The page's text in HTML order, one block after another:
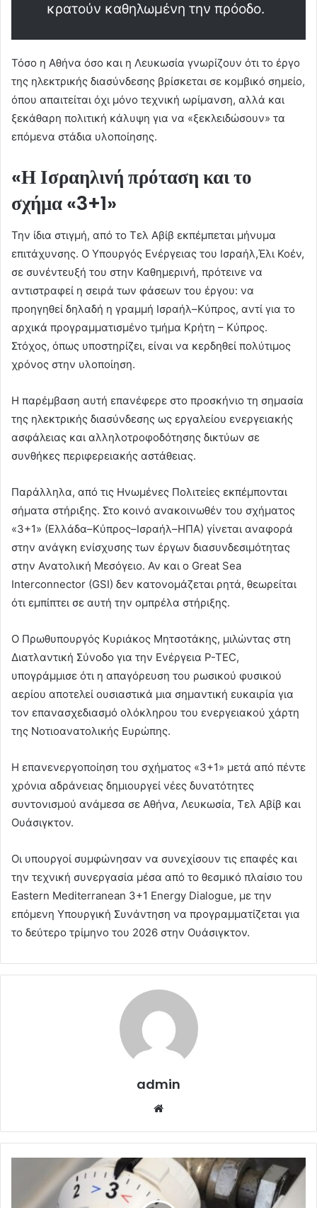
κρατούν καθηλωμένη την πρόοδο.
Τόσο η Αθήνα όσο και η Λευκωσία γνωρίζουν ότι το έργο
της ηλεκτρικής διασύνδεσης βρίσκεται σε κομβικό σημείο,
όπου απαιτείται όχι μόνο τεχνική ωρίμανση, αλλά και
ξεκάθαρη πολιτική κάλυψη για να «ξεκλειδώσουν» τα
επόμενα στάδια υλοποίησης.
«Η Ισραηλινή πρόταση και το
σχήμα «3+1»
Την ίδια στιγμή, από το Τελ Αβίβ εκπέμπεται μήνυμα
επιτάχυνσης. Ο Υπουργός Ενέργειας του Ισραήλ,Έλι Κοέν,
σε συνέντευξή του στην Καθημερινή, πρότεινε να
αντιστραφεί η σειρά των φάσεων του έργου: να
προηγηθεί δηλαδή η γραμμή Ισραήλ–Κύπρος, αντί για το
αρχικά προγραμματισμένο τμήμα Κρήτη – Κύπρος.
Στόχος, όπως υποστηρίζει, είναι να κερδηθεί πολύτιμος
χρόνος στην υλοποίηση.
Η παρέμβαση αυτή επανέφερε στο προσκήνιο τη σημασία
της ηλεκτρικής διασύνδεσης ως εργαλείου ενεργειακής
ασφάλειας και αλληλοτροφοδότησης δικτύων σε
συνθήκες περιφερειακής αστάθειας.
Παράλληλα, από τις Ηνωμένες Πολιτείες εκπέμπονται
σήματα στήριξης. Στο κοινό ανακοινωθέν του σχήματος
«3+1» (Ελλάδα–Κύπρος–Ισραήλ–ΗΠΑ) γίνεται αναφορά
στην ανάγκη ενίσχυσης των έργων διασυνδεσιμότητας
στην Ανατολική Μεσόγειο. Αν και ο Great Sea
Interconnector (GSI) δεν κατονομάζεται ρητά, θεωρείται
ότι εμπίπτει σε αυτή την ομπρέλα στήριξης.
Ο Πρωθυπουργός Κυριάκος Μητσοτάκης, μιλώντας στη
Διατλαντική Σύνοδο για την Ενέργεια P-TEC,
υπογράμμισε ότι η απαγόρευση του ρωσικού φυσικού
αερίου αποτελεί ουσιαστικά μια σημαντική ευκαιρία για
τον επανασχεδιασμό ολόκληρου του ενεργειακού χάρτη
της Νοτιοανατολικής Ευρώπης.
Η επανενεργοποίηση του σχήματος «3+1» μετά από πέντε
χρόνια αδράνειας δημιουργεί νέες δυνατότητες
συντονισμού ανάμεσα σε Αθήνα, Λευκωσία, Τελ Αβίβ και
Ουάσιγκτον.
Οι υπουργοί συμφώνησαν να συνεχίσουν τις επαφές και
την τεχνική συνεργασία μέσα από το θεσμικό πλαίσιο του
Eastern Mediterranean 3+1 Energy Dialogue, με την
επόμενη Υπουργική Συνάντηση να προγραμματίζεται για
το δεύτερο τρίμηνο του 2026 στην Ουάσιγκτον.
admin